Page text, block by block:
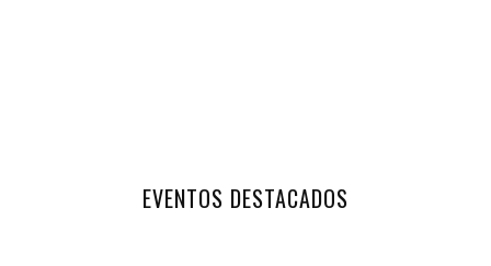
EVENTOS DESTACADOS